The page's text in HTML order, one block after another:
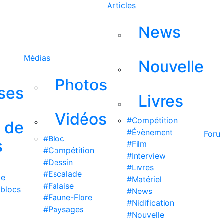
de
Médias
Photos
Vidéos
#Bloc
#Compétition
#Dessin
#Escalade
#Falaise
#Faune-Flore
#Paysages
Articles
News
Nouvelle
Livres
#Compétition
#Évènement
#Film
#Interview
#Livres
#Matériel
#News
#Nidification
#Nouvelle